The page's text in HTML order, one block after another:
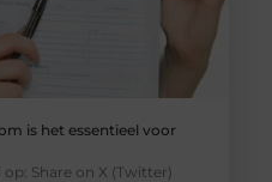
is het essentieel voor
Share on X (Twitter)